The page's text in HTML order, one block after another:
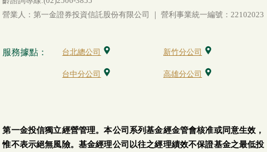
營業人：第一金證券投資信託股份有限公司 ｜ 營利事業統一編號：22102023
服務據點： 台北總公司 新竹分公司
台中分公司 高雄分公司
第一金投信獨立經營管理。本公司系列基金經金管會核准或同意生效，
惟不表示絕無風險。基金經理公司以往之經理績效不保證基金之最低投